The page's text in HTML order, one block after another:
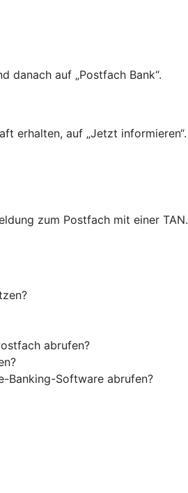
danach auf „Postfach Bank“.
erhalten, auf „Jetzt informieren“.
zum Postfach mit einer TAN.
abrufen?
Banking-Software abrufen?